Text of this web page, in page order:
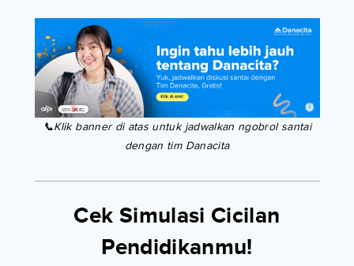
📞Klik banner di atas untuk jadwalkan ngobrol santai
dengan tim Danacita
Cek Simulasi Cicilan
Pendidikanmu!